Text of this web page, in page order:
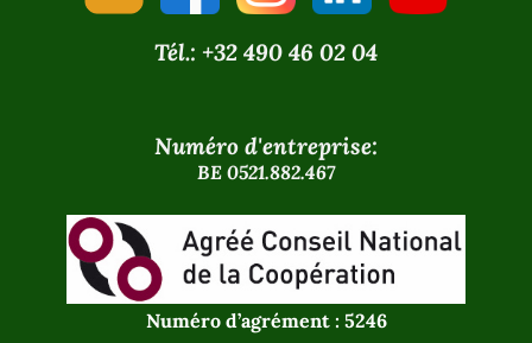
Tél.: +32 490 46 02 04
Numéro d'entreprise:
BE 0521.882.467
Numéro d’agrément : 5246